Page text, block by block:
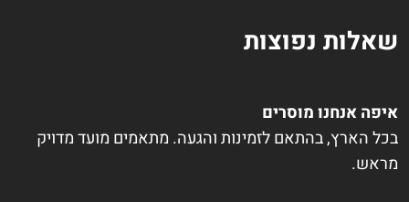
שאלות נפוצות
איפה אנחנו מוסרים
בכל הארץ, בהתאם לזמינות והגעה. מתאמים מועד מדויק
מראש.